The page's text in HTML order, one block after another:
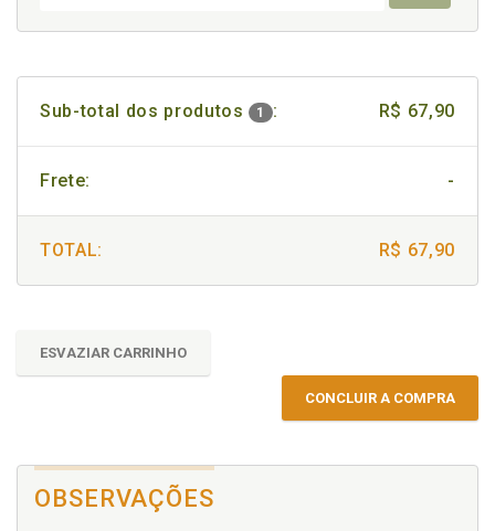
Sub-total dos produtos 1 : R$ 67,90
Frete: -
TOTAL: R$ 67,90
ESVAZIAR CARRINHO
CONCLUIR A COMPRA
OBSERVAÇÕES